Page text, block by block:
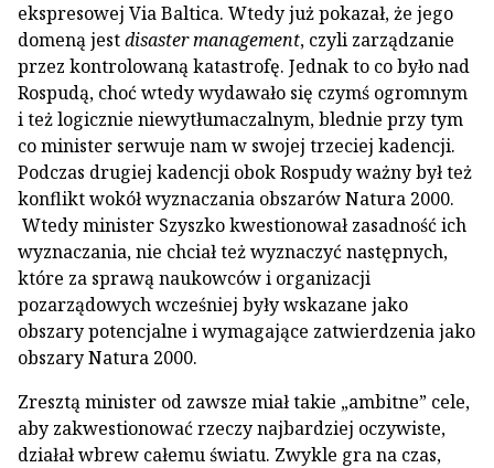
ekspresowej Via Baltica. Wtedy już pokazał, że jego
domeną jestdisaster management, czyli zarządzanie
przez kontrolowaną katastrofę. Jednak to co było nad
Rospudą, choć wtedy wydawało się czymś ogromnym
i też logicznie niewytłumaczalnym, blednie przy tym
co minister serwuje nam w swojej trzeciej kadencji.
Podczas drugiej kadencji obok Rospudy ważny był też
konflikt wokół wyznaczania obszarów Natura 2000.
Wtedy minister Szyszko kwestionował zasadność ich
wyznaczania, nie chciał też wyznaczyć następnych,
które za sprawą naukowców i organizacji
pozarządowych wcześniej były wskazane jako
obszary potencjalne i wymagające zatwierdzenia jako
obszary Natura 2000.
Zresztą minister od zawsze miał takie „ambitne” cele,
aby zakwestionować rzeczy najbardziej oczywiste,
działał wbrew całemu światu. Zwykle gra na czas,